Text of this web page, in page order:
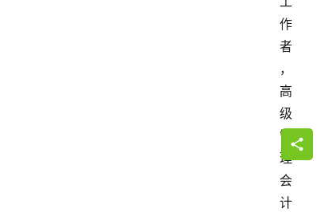
作
者
，
高
级
管
理
会
计